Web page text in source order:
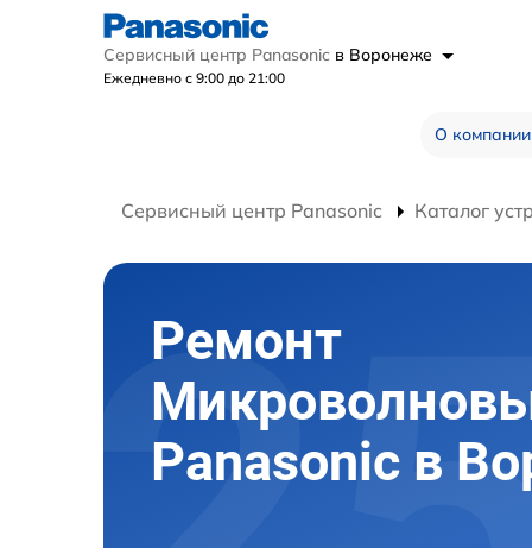
Сервисный центр Panasonic в Воронеже
Ежедневно с 9:00 до 21:00
О компании
Сервисный центр Panasonic Каталог
Ремонт
Panasonic в